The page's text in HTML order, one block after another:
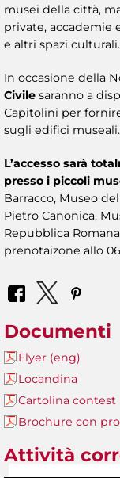
musei della città,
private, accademie
e altri spazi culturali.
In occasione della
Civile saranno a
Capitolini per
sugli edifici museali.
L’accesso sarà
presso i piccoli
Barracco, Museo
Pietro Canonica,
Repubblica
prenotaizone allo
Documenti
Flyer (eng)
Locandina
Cartolina contest
Brochure con
Attività